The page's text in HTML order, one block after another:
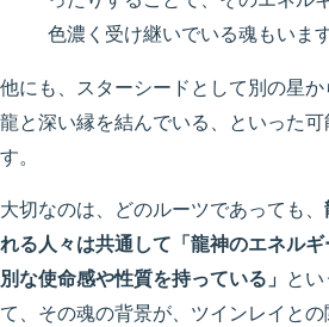
色濃く受け継いでいる魂もいます
他にも、スターシードとして別の星
龍と深い縁を結んでいる、といった可
す。
大切なのは、どのルーツであっても、
れる人々は共通して「龍神のエネル
別な使命感や性質を持っている」 と
て、その魂の背景が、ツインレイと